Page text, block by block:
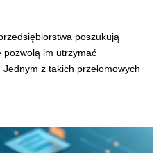
poszukują
pozwolą im utrzymać
z takich przełomowych